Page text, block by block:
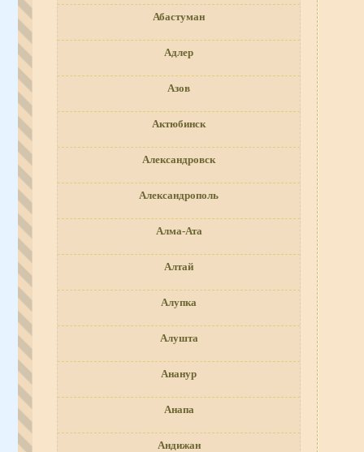
Абастуман
Адлер
Азов
Актюбинск
Александровск
Александрополь
Алма-Ата
Алтай
Алупка
Алушта
Ананур
Анапа
Андижан